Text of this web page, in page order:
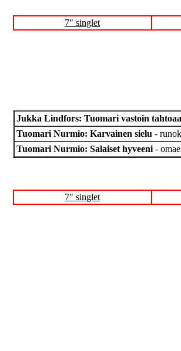
7" singlet
Jukka Lindfors: Tuomari vastoin
Tuomari Nurmio: Karvainen sielu -
Tuomari Nurmio: Salaiset hyveeni-
7" singlet